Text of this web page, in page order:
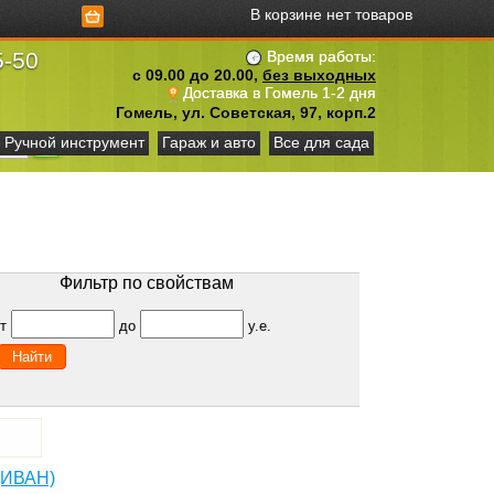
В корзине нет товаров
Время работы:
с 09.00 до 20.00, без выходных
Доставка в Гомель 1-2 дня
Гомель, ул. Советская, 97, корп.2
50
Ручной инструмент Гараж и авто Все для сада
Фильтр по свойствам
до у.е.